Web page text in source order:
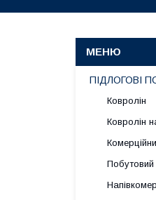
ПІДЛОГОВІ
Ковролін
Ковролін
Побутовий